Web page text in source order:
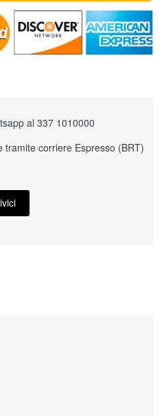
al 337 1010000
tramite corriere Espresso (BRT)